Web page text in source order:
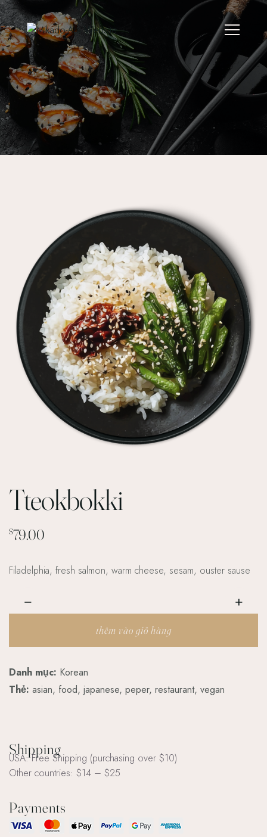
Tteokbokki
$79.00
Filadelphia, fresh salmon, warm cheese, sesam, ouster sause
thêm vào giỏ hàng
Danh mục: Korean
Thẻ: asian, food, japanese, peper, restaurant, vegan
Shipping
USA: Free Shipping (purchasing over $10)
Other countries: $14 – $25
Payments